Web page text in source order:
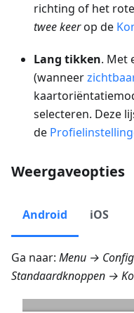
richting of het
twee keerop de
Lang tikken. Met
(wanneer
selecteren. Deze
de
Weergaveopties
Android iOS
Ga naar: Menu →
Standaardknoppen →